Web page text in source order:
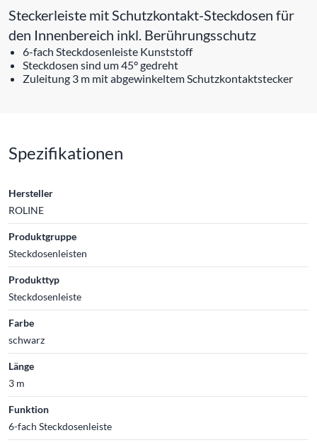
Steckerleiste mit Schutzkontakt-Steckdosen für
den Innenbereich inkl. Berührungsschutz
6-fach Steckdosenleiste Kunststoff
Steckdosen sind um 45° gedreht
Zuleitung 3 m mit abgewinkeltem Schutzkontaktstecker
Spezifikationen
Hersteller
ROLINE
Produktgruppe
Steckdosenleisten
Produkttyp
Steckdosenleiste
Farbe
schwarz
Länge
3 m
Funktion
6-fach Steckdosenleiste